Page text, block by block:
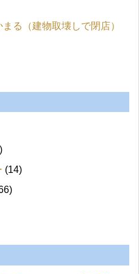
る（建物取壊しで閉店）
(14)